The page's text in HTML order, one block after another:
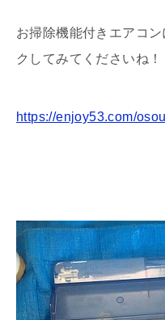
お掃除機能付きエアコ
クしてみてくださいね！
https://enjoy53.com/